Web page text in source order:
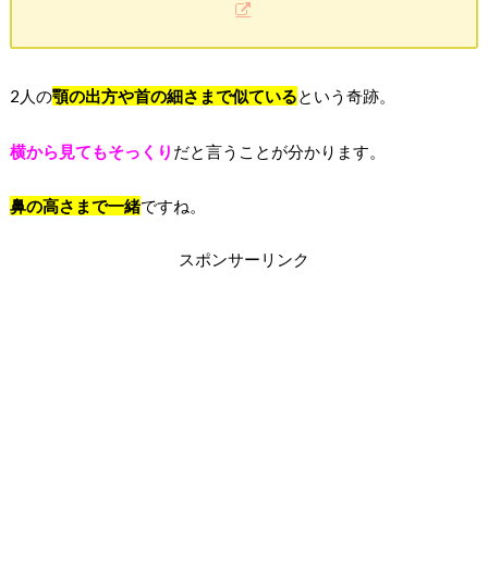
2人の顎の出方や首の細さまで似ているという奇跡。
横から見てもそっくり だと言うことが分かります。
鼻の高さまで一緒ですね。
スポンサーリンク